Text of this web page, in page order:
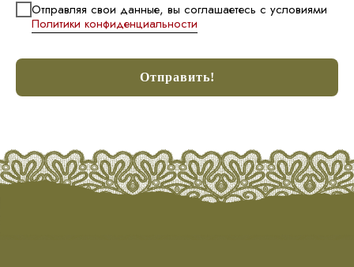
Отправляя свои данные, вы соглашаетесь с условиями
Политики конфиденциальности
Отправить!